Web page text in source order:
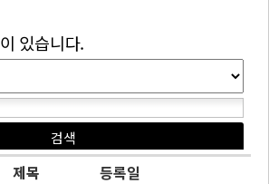
있습니다.
제목 등록일